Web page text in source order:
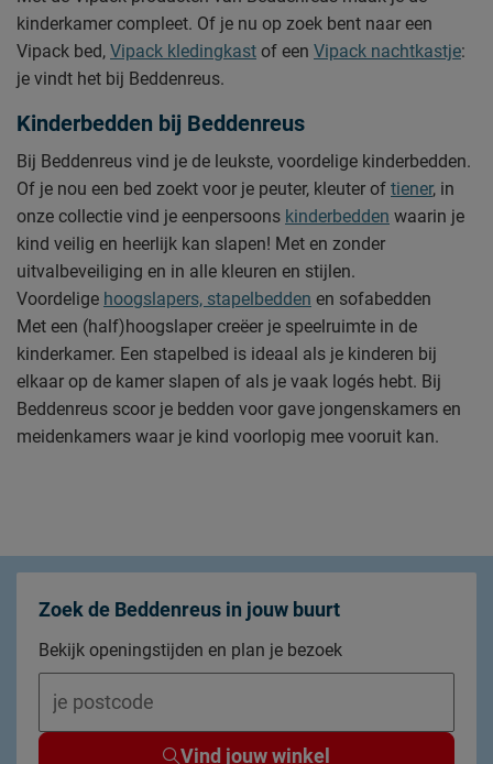
kinderkamer compleet. Of je nu op zoek bent naar een
Vipack bed, Vipack kledingkast of een Vipack nachtkastje:
je vindt het bij Beddenreus.
Kinderbedden bij Beddenreus
Bij Beddenreus vind je de leukste, voordelige kinderbedden.
Of je nou een bed zoekt voor je peuter, kleuter of tiener, in
onze collectie vind je eenpersoons kinderbedden waarin je
kind veilig en heerlijk kan slapen! Met en zonder
uitvalbeveiliging en in alle kleuren en stijlen.
Voordelige hoogslapers, stapelbedden en sofabedden
Met een (half)hoogslaper creëer je speelruimte in de
kinderkamer. Een stapelbed is ideaal als je kinderen bij
elkaar op de kamer slapen of als je vaak logés hebt. Bij
Beddenreus scoor je bedden voor gave jongenskamers en
meidenkamers waar je kind voorlopig mee vooruit kan.
Zoek de Beddenreus in jouw buurt
Bekijk openingstijden en plan je bezoek
Vind jouw winkel